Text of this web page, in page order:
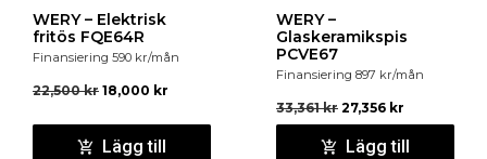
WERY – Elektrisk
fritös FQE64R
Finansiering 590 kr/mån
22,500kr 18,000 kr
Lägg till
WERY –
Glaskeramikspis
PCVE67
Finansiering 897 kr/mån
33,361kr 27,356 kr
Lägg till